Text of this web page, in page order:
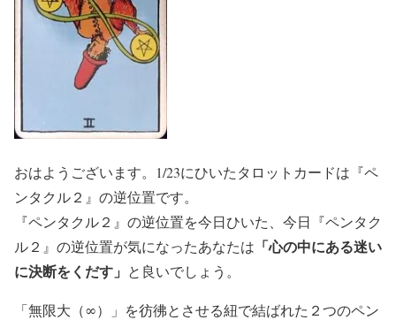
おはようございます。1/23にひいたタロットカードは『ペ
ンタクル２』の逆位置です。
『ペンタクル２』の逆位置を今日ひいた、今日『ペンタク
ル２』の逆位置が気になったあなたは 「心の中にある迷い
に決断をくだす」 と良いでしょう。
「無限大（∞）」を彷彿とさせる紐で結ばれた２つのペン